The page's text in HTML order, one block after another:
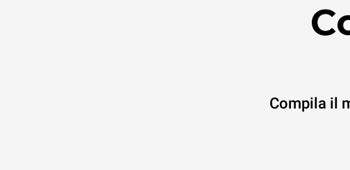
Compila il